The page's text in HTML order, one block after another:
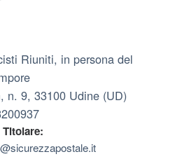
Riuniti, in persona del
n. 9, 33100 Udine (UD)